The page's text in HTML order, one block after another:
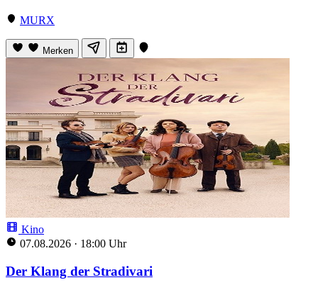
MURX
Merken
Kino
07.08.2026 · 18:00 Uhr
Der Klang der Stradivari